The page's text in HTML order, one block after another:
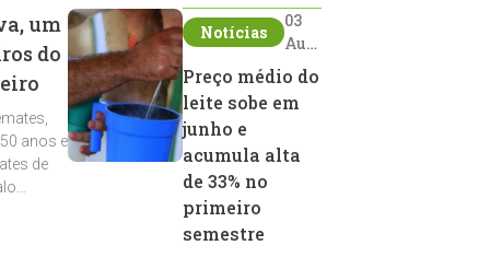
um
do
anos e
de
Sumário de Touros,
debates, podcast,
reprodutores e
homenagens
integram a
programação da
entidade durante a
ExpoGenética 2026
Notícias
03
Aug
2026
Preço médio do
leite sobe em
junho e
acumula alta
de 33% no
primeiro
semestre